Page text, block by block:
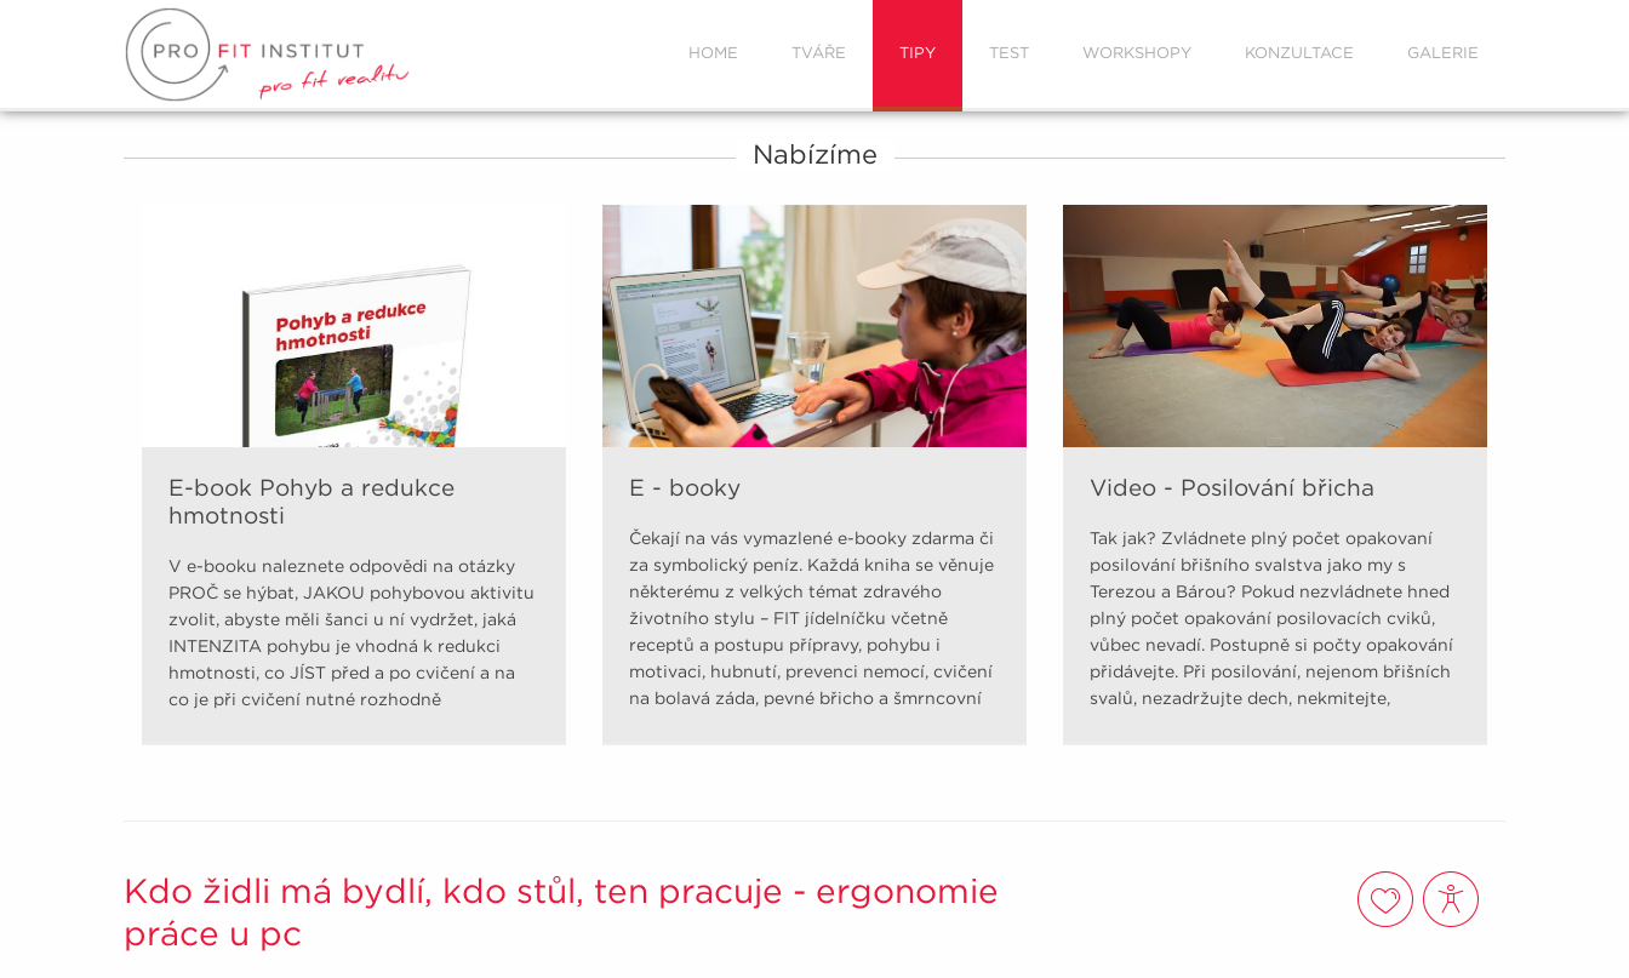
HOME TVÁŘE TIPY TEST WORKSHOPY KONZULTACE GALERIE
Nabízíme
E-book Pohyb a redukce
hmotnosti
V e-booku naleznete odpovědi na otázky
PROČ se hýbat, JAKOU pohybovou aktivitu
zvolit, abyste měli šanci u ní vydržet, jaká
INTENZITA pohybu je vhodná k redukci
hmotnosti, co JÍST před a po cvičení a na
co je při cvičení nutné rozhodně
E - booky
Čekají na vás vymazlené e-booky zdarma či
za symbolický peníz. Každá kniha se věnuje
některému z velkých témat zdravého
životního stylu – FIT jídelníčku včetně
receptů a postupu přípravy, pohybu i
motivaci, hubnutí, prevenci nemocí, cvičení
na bolavá záda, pevné břicho a šmrncovní
Video - Posilování břicha
Tak jak? Zvládnete plný počet opakovaní
posilování břišního svalstva jako my s
Terezou a Bárou? Pokud nezvládnete hned
plný počet opakování posilovacích cviků,
vůbec nevadí. Postupně si počty opakování
přidávejte. Při posilování, nejenom břišních
svalů, nezadržujte dech, nekmitejte,
Kdo židli má bydlí, kdo stůl, ten pracuje - ergonomie
práce u pc